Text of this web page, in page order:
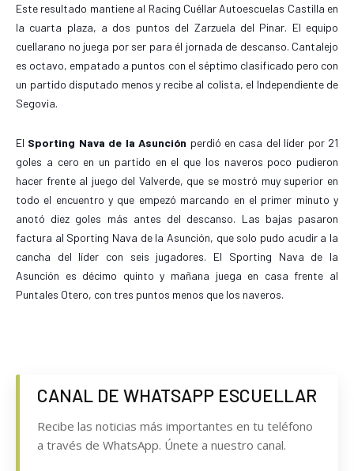
Este resultado mantiene al Racing Cuéllar Autoescuelas Castilla en
la cuarta plaza, a dos puntos del Zarzuela del Pinar. El equipo
cuellarano no juega por ser para él jornada de descanso. Cantalejo
es octavo, empatado a puntos con el séptimo clasificado pero con
un partido disputado menos y recibe al colista, el Independiente de
Segovia.
El Sporting Nava de la Asunción perdió en casa del líder por 21
goles a cero en un partido en el que los naveros poco pudieron
hacer frente al juego del Valverde, que se mostró muy superior en
todo el encuentro y que empezó marcando en el primer minuto y
anotó diez goles más antes del descanso. Las bajas pasaron
factura al Sporting Nava de la Asunción, que solo pudo acudir a la
cancha del líder con seis jugadores. El Sporting Nava de la
Asunción es décimo quinto y mañana juega en casa frente al
Puntales Otero, con tres puntos menos que los naveros.
CANAL DE WHATSAPP ESCUELLAR
Recibe las noticias más importantes en tu teléfono
a través de WhatsApp. Únete a nuestro canal.